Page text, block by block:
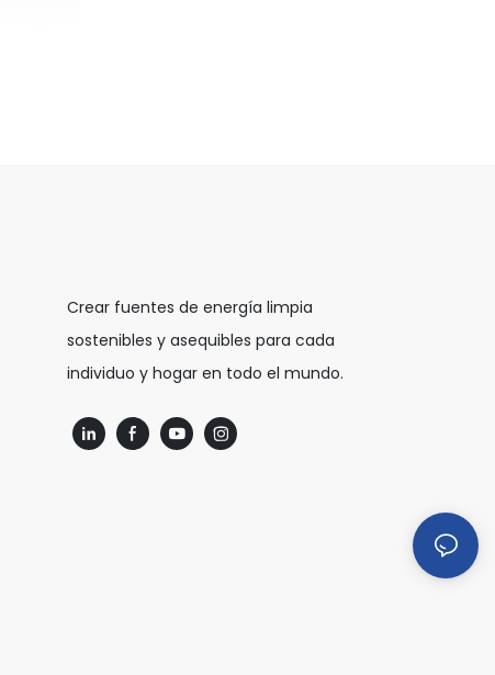
Crear fuentes de energía limpia
sostenibles y asequibles para cada
individuo y hogar en todo el mundo.